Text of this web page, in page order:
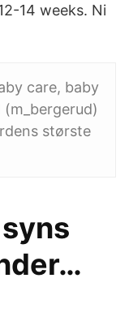
14 weeks. Ni
care, baby
(m_bergerud)
største